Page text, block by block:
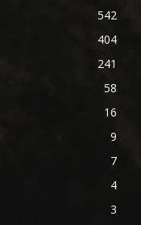
542
404
241
58
16
9
7
4
3